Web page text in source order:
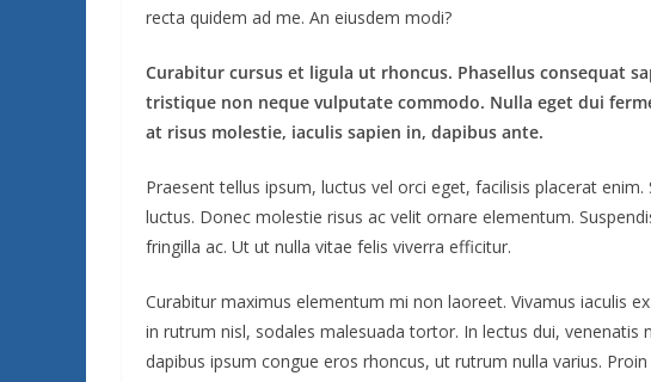
recta quidem ad me. An eiusdem modi?
Curabitur cursus et ligula ut rhoncus. Phasellus consequat
tristique non neque vulputate commodo. Nulla eget dui
at risus molestie, iaculis sapien in, dapibus ante.
Praesent tellus ipsum, luctus vel orci eget, facilisis placerat
luctus. Donec molestie risus ac velit ornare elementum.
fringilla ac. Ut ut nulla vitae felis viverra efficitur.
Curabitur maximus elementum mi non laoreet. Vivamus iaculis
in rutrum nisl, sodales malesuada tortor. In lectus dui, venenatis
dapibus ipsum congue eros rhoncus, ut rutrum nulla varius.